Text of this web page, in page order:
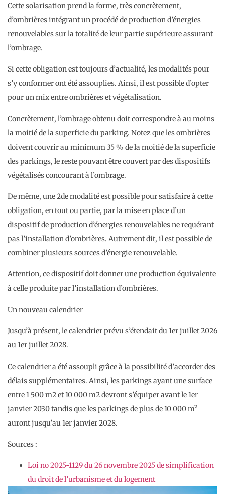
Cette solarisation prend la forme, très concrètement,
d’ombrières intégrant un procédé de production d’énergies
renouvelables sur la totalité de leur partie supérieure assurant
l’ombrage.
Si cette obligation est toujours d’actualité, les modalités pour
s’y conformer ont été assouplies. Ainsi, il est possible d’opter
pour un mix entre ombrières et végétalisation.
Concrètement, l’ombrage obtenu doit correspondre à au moins
la moitié de la superficie du parking. Notez que les ombrières
doivent couvrir au minimum 35 % de la moitié de la superficie
des parkings, le reste pouvant être couvert par des dispositifs
végétalisés concourant à l’ombrage.
De même, une 2de modalité est possible pour satisfaire à cette
obligation, en tout ou partie, par la mise en place d’un
dispositif de production d’énergies renouvelables ne requérant
pas l’installation d’ombrières. Autrement dit, il est possible de
combiner plusieurs sources d’énergie renouvelable.
Attention, ce dispositif doit donner une production équivalente
à celle produite par l’installation d’ombrières.
Un nouveau calendrier
Jusqu’à présent, le calendrier prévu s’étendait du 1er juillet 2026
au 1er juillet 2028.
Ce calendrier a été assoupli grâce à la possibilité d’accorder des
délais supplémentaires. Ainsi, les parkings ayant une surface
entre 1 500 m2 et 10 000 m2 devront s’équiper avant le 1er
janvier 2030 tandis que les parkings de plus de 10 000 m²
auront jusqu’au 1er janvier 2028.
Sources :
Loi no 2025-1129 du 26 novembre 2025 de simplification
du droit de l’urbanisme et du logement